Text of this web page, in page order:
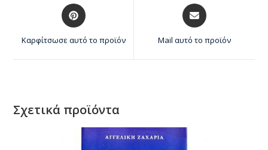
Καρφίτσωσε αυτό το προϊόν Mail αυτό το προϊόν
Σχετικά προϊόντα